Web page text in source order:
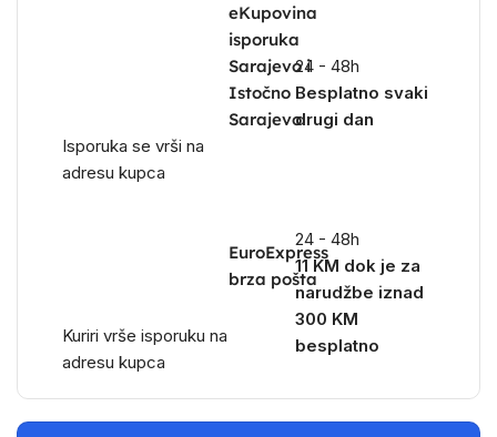
eKupovina
isporuka
Sarajevo i
Istočno
Sarajevo
Isporuka se vrši na
adresu kupca
24 - 48h
Besplatno svaki
drugi dan
EuroExpress
brza pošta
Kuriri vrše isporuku na
adresu kupca
24 - 48h
11 KM dok je za
narudžbe iznad
300 KM
besplatno